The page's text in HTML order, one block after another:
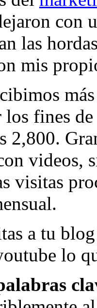
con
las
mis
fines
2,800.
videos,
visitas
a tu
lo